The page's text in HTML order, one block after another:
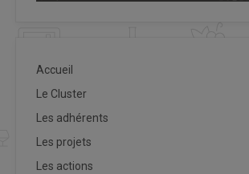
Accueil
Le Cluster
Les adhérents
Les projets
Les actions